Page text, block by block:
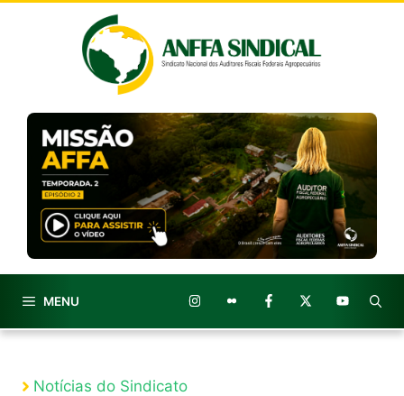
MENU
Notícias do Sindicato